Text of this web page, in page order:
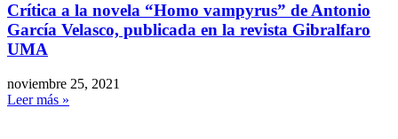
Crítica a la novela “Homo vampyrus” de Antonio
García Velasco, publicada en la revista Gibralfaro
UMA
noviembre 25, 2021
Leer más »